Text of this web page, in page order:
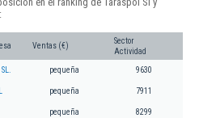
Ventas (€)
Sector
Actividad
pequeña 9630
pequeña 7911
pequeña 8299